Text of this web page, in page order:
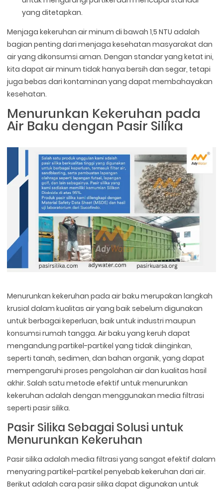
yang ditetapkan.
Menjaga kekeruhan air minum di bawah 1,5 NTU adalah
bagian penting dari menjaga kesehatan masyarakat dan
air yang dikonsumsi aman. Dengan standar yang ketat ini,
kita dapat air minum tidak hanya bersih dan segar, tetapi
juga bebas dari kontaminan yang dapat membahayakan
kesehatan.
Menurunkan Kekeruhan pada
Air Baku dengan Pasir Silika
Menurunkan kekeruhan pada air baku merupakan langkah
krusial dalam kualitas air yang baik sebelum digunakan
untuk berbagai keperluan, baik untuk industri maupun
konsumsi rumah tangga. Air baku yang keruh dapat
mengandung partikel-partikel yang tidak diinginkan,
seperti tanah, sedimen, dan bahan organik, yang dapat
mempengaruhi proses pengolahan air dan kualitas hasil
akhir. Salah satu metode efektif untuk menurunkan
kekeruhan adalah dengan menggunakan media filtrasi
seperti pasir silika.
Pasir Silika Sebagai Solusi untuk
Menurunkan Kekeruhan
Pasir silika adalah media filtrasi yang sangat efektif dalam
menyaring partikel-partikel penyebab kekeruhan dari air.
Berikut adalah cara pasir silika dapat digunakan untuk